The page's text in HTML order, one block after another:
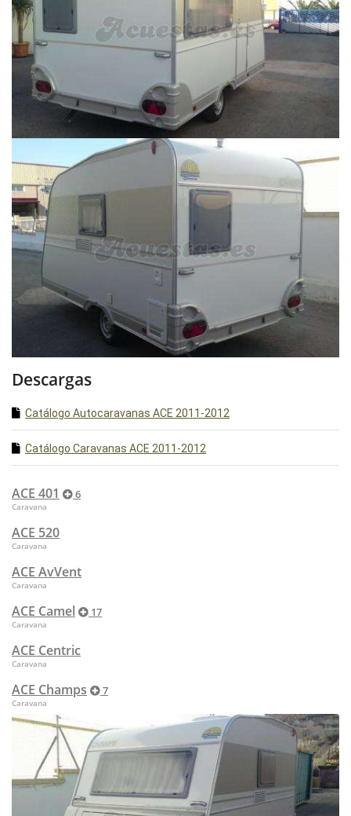
Descargas
Catálogo Autocaravanas ACE 2011-2012
Catálogo Caravanas ACE 2011-2012
ACE 401 6
Caravana
ACE 520
Caravana
ACE AvVent
Caravana
ACE Camel 17
Caravana
ACE Centric
Caravana
ACE Champs 7
Caravana